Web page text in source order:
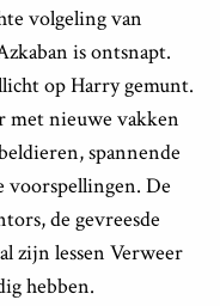
volgeling van
is ontsnapt.
op Harry gemunt.
met nieuwe vakken
spannende
De
de gevreesde
zijn lessen Verweer
hebben.